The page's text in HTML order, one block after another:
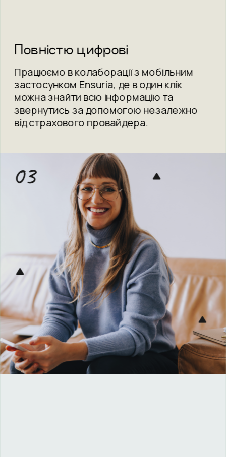
Повністю цифрові
Працюємо в колаборації з мобільним
застосунком Ensuria, де в один клік
можна знайти всю інформацію та
звернутись за допомогою незалежно
від страхового провайдера.